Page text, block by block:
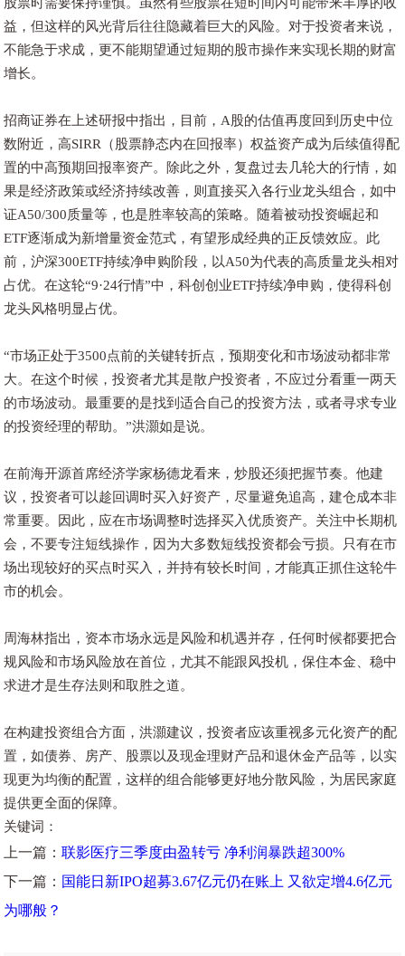
益，但这样的风光背后往往隐藏着巨大的风险。对于投资者来说，
不能急于求成，更不能期望通过短期的股市操作来实现长期的财富
增长。
招商证券在上述研报中指出，目前，A股的估值再度回到历史中位
数附近，高SIRR（股票静态内在回报率）权益资产成为后续值得配
置的中高预期回报率资产。除此之外，复盘过去几轮大的行情，如
果是经济政策或经济持续改善，则直接买入各行业龙头组合，如中
证A50/300质量等，也是胜率较高的策略。随着被动投资崛起和
ETF逐渐成为新增量资金范式，有望形成经典的正反馈效应。此
前，沪深300ETF持续净申购阶段，以A50为代表的高质量龙头相对
占优。在这轮“9·24行情”中，科创创业ETF持续净申购，使得科创
龙头风格明显占优。
“市场正处于3500点前的关键转折点，预期变化和市场波动都非常
大。在这个时候，投资者尤其是散户投资者，不应过分看重一两天
的市场波动。最重要的是找到适合自己的投资方法，或者寻求专业
的投资经理的帮助。”洪灝如是说。
在前海开源首席经济学家杨德龙看来，炒股还须把握节奏。他建
议，投资者可以趁回调时买入好资产，尽量避免追高，建仓成本非
常重要。因此，应在市场调整时选择买入优质资产。关注中长期机
会，不要专注短线操作，因为大多数短线投资都会亏损。只有在市
场出现较好的买点时买入，并持有较长时间，才能真正抓住这轮牛
市的机会。
周海林指出，资本市场永远是风险和机遇并存，任何时候都要把合
规风险和市场风险放在首位，尤其不能跟风投机，保住本金、稳中
求进才是生存法则和取胜之道。
在构建投资组合方面，洪灝建议，投资者应该重视多元化资产的配
置，如债券、房产、股票以及现金理财产品和退休金产品等，以实
现更为均衡的配置，这样的组合能够更好地分散风险，为居民家庭
提供更全面的保障。
关键词：
上一篇：联影医疗三季度由盈转亏 净利润暴跌超300%
下一篇： 国能日新IPO超募3.67亿元仍在账上 又欲定增4.6亿元
为哪般？